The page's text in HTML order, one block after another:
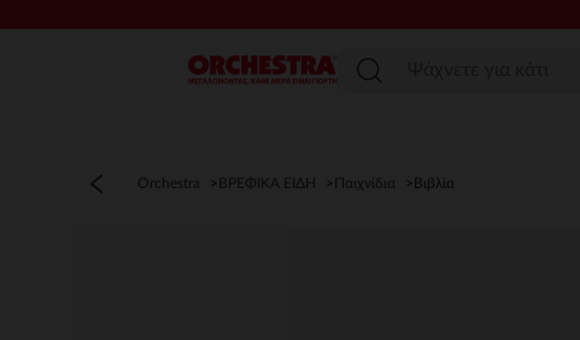
Μενού
Orchestra ΒΡΕΦΙΚΑ ΕΙΔΗ Παιχνίδια Βιβλία